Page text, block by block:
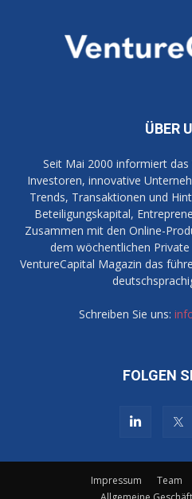
ÜBER
Seit Mai 2000 informiert
Investoren, innovative
Trends, Transaktionen und
Beteiligungskapital,
Zusammen mit den Online-
dem wöchentlichen
VentureCapital Magazin das
Schreiben Sie uns:
FOLGEN
Impressum Team